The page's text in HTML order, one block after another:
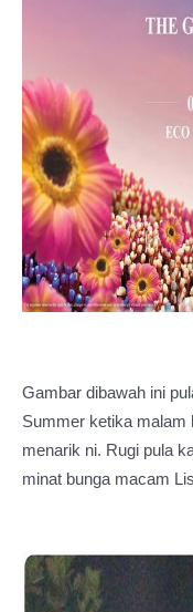
Gambar dibawah ini
Summer ketika malam
menarik ni. Rugi pula
minat bunga macam